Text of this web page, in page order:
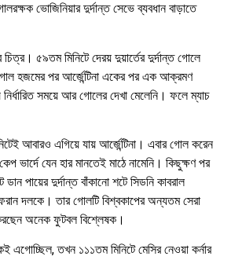
ভোজিনিয়ার দুর্দান্ত সেভে ব্যবধান বাড়াতে
চিত্র। ৫৯তম মিনিটে দেরয় দুয়ার্তের দুর্দান্ত গোলে
হজমের পর আর্জেন্টিনা একের পর এক আক্রমণ
সময়ে আর গোলের দেখা মেলেনি। ফলে ম্যাচ
আবারও এগিয়ে যায় আর্জেন্টিনা। এবার গোল করেন
ভার্দে যেন হার মানতেই মাঠে নামেনি। কিছুক্ষণ পর
পায়ের দুর্দান্ত বাঁকানো শটে সিডনি কাবরাল
দলকে। তার গোলটি বিশ্বকাপের অন্যতম সেরা
অনেক ফুটবল বিশ্লেষক।
এগোচ্ছিল, তখন ১১১তম মিনিটে মেসির নেওয়া কর্নার